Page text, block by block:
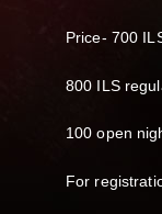
Price- 700
800 ILS
100 open
For